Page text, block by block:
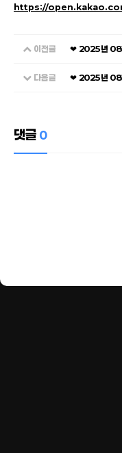
https://
이전글 ❤ 2025년 08
다음글 ❤ 2025년 08
댓글 0